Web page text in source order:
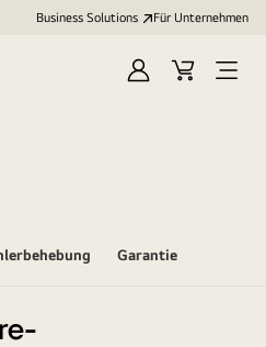
Business Solutions Für Unternehmen
Anmelden
Cart
Open
Garantie